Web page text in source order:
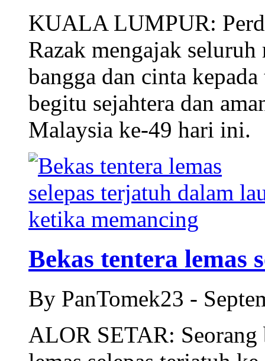
KUALA LUMPUR:
Razak mengajak
bangga dan cinta
begitu sejahtera dan
Malaysia ke-49 hari ini.
Bekas tentera lemas
By PanTomek23 -
ALOR SETAR: Seorang